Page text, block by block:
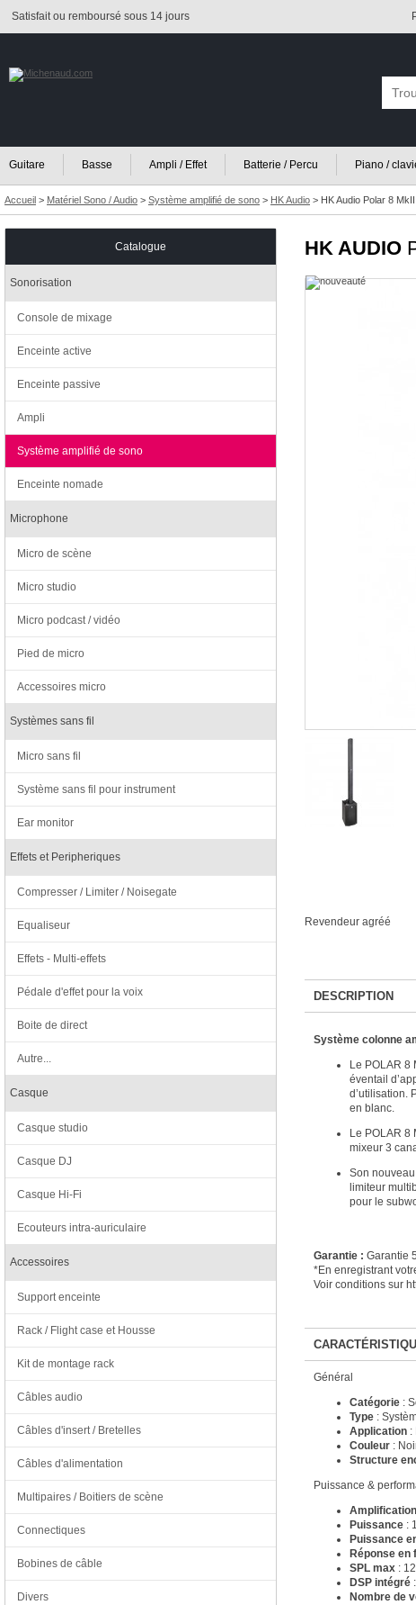
Satisfait ou remboursé sous 14 jours
Guitare Basse Ampli / Effet Batterie / Percu Piano /
Accueil > Matériel Sono / Audio > Système amplifié de sono > HK Audio > HK Audio Polar 8 MkII
HK AUDIO
Revendeur agréé
DESCRIPTION
Système colonne
Le POLAR 8
éventail
d’utilisation.
en blanc.
Le POLAR 8
mixeur 3
Son
limiteur
pour le
Garantie : Garantie
*En enregistrant
Voir conditions sur
Général
Catégorie:
Type:
Application:
Couleur:
Structure
Puissance &
Amplification
Puissance:
Puissance
Réponse en
SPL max:
DSP intégré:
Nombre de
Catalogue
Sonorisation
Console de mixage
Enceinte active
Enceinte passive
Ampli
Système amplifié de sono
Enceinte nomade
Microphone
Micro de scène
Micro studio
Micro podcast / vidéo
Pied de micro
Accessoires micro
Systèmes sans fil
Micro sans fil
Système sans fil pour instrument
Ear monitor
Effets et Peripheriques
Compresser / Limiter / Noisegate
Equaliseur
Effets - Multi-effets
Pédale d'effet pour la voix
Boite de direct
Autre...
Casque
Casque studio
Casque DJ
Casque Hi-Fi
Ecouteurs intra-auriculaire
Accessoires
Support enceinte
Rack / Flight case et Housse
Kit de montage rack
Câbles audio
Câbles d'insert / Bretelles
Câbles d'alimentation
Multipaires / Boitiers de scène
Connectiques
Bobines de câble
Divers